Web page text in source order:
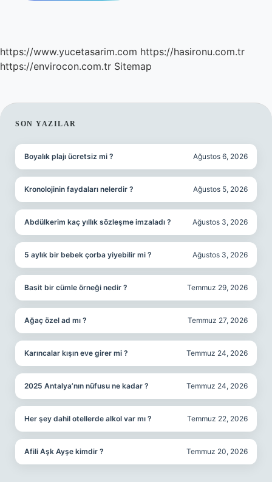
https://www.yucetasarim.com https://hasironu.com.tr
https://envirocon.com.tr Sitemap
SIDEBAR
SON YAZILAR
Boyalık plajı ücretsiz mi ? Ağustos 6, 2026
Kronolojinin faydaları nelerdir ? Ağustos 5, 2026
Abdülkerim kaç yıllık sözleşme imzaladı ? Ağustos 3, 2026
5 aylık bir bebek çorba yiyebilir mi ? Ağustos 3, 2026
Basit bir cümle örneği nedir ? Temmuz 29, 2026
Ağaç özel ad mı ? Temmuz 27, 2026
Karıncalar kışın eve girer mi ? Temmuz 24, 2026
2025 Antalya’nın nüfusu ne kadar ? Temmuz 24, 2026
Her şey dahil otellerde alkol var mı ? Temmuz 22, 2026
Afili Aşk Ayşe kimdir ? Temmuz 20, 2026